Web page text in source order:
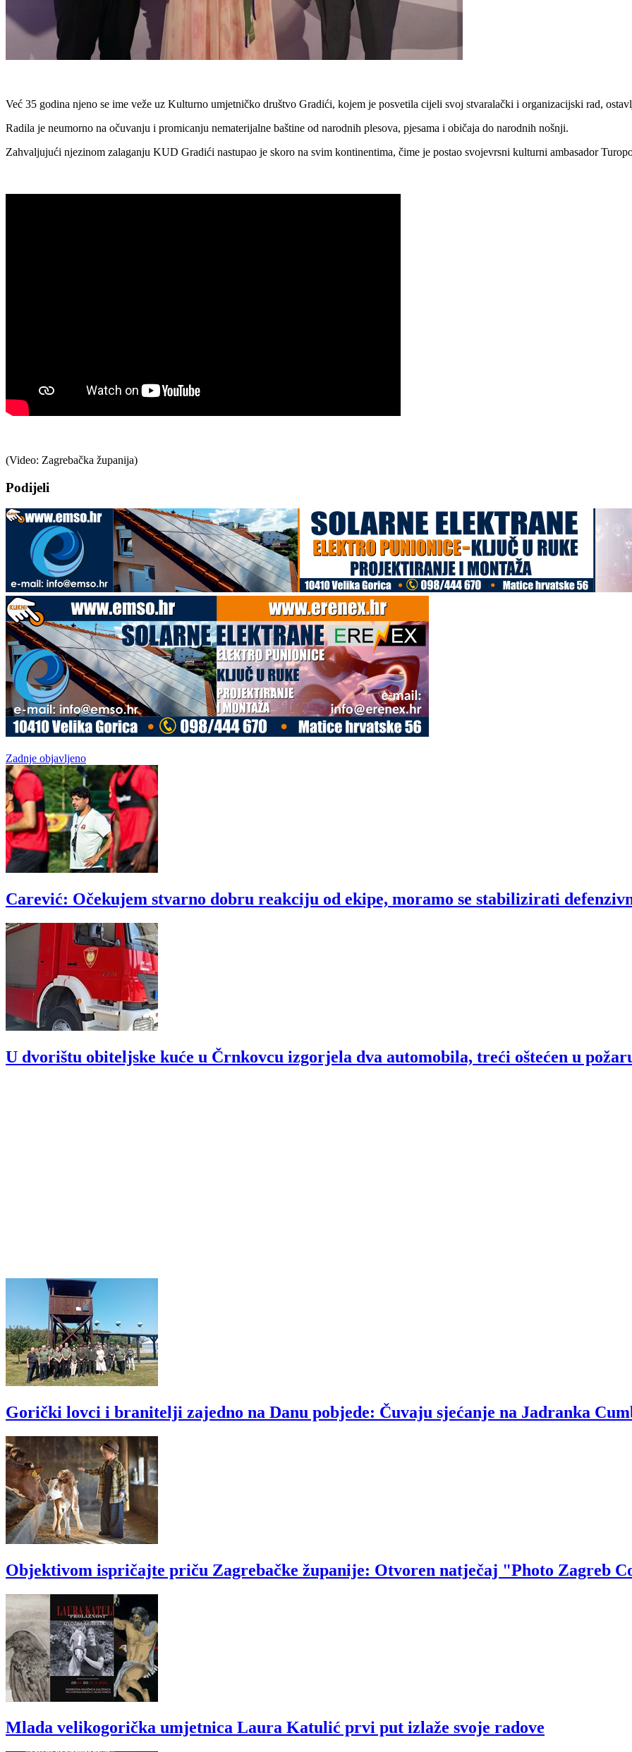
Već 35 godina njeno se ime veže uz Kulturno umjetničko društvo Gradići, kojem je posvetila cijeli svoj stvaralački i organizacijski rad,
Radila je neumorno na očuvanju i promicanju nematerijalne baštine od narodnih plesova, pjesama i običaja do narodnih nošnji.
Zahvaljujući njezinom zalaganju KUD Gradići nastupao je skoro na svim kontinentima, čime je postao svojevrsni kulturni ambasador
(Video: Zagrebačka županija)
Podijeli
Zadnje objavljeno
Carević: Očekujem stvarno dobru reakciju od ekipe, moramo se stabilizirati
U dvorištu obiteljske kuće u Črnkovcu izgorjela dva automobila, treći oštećen u
Gorički lovci i branitelji zajedno na Danu pobjede: Čuvaju sjećanje na Jadranka
Objektivom ispričajte priču Zagrebačke županije: Otvoren natječaj "Photo Zagreb
Mlada velikogorička umjetnica Laura Katulić prvi put izlaže svoje radove